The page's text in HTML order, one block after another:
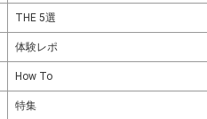
THE 5選
体験レポ
How To
特集